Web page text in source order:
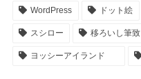
WordPress ドット絵
スシロー 移ろいし筆致
ヨッシーアイランド